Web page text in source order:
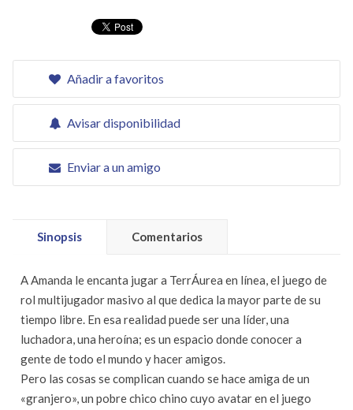
Añadir a favoritos
Avisar disponibilidad
Enviar a un amigo
Sinopsis Comentarios
A Amanda le encanta jugar a TerrÁurea en línea, el juego de
rol multijugador masivo al que dedica la mayor parte de su
tiempo libre. En esa realidad puede ser una líder, una
luchadora, una heroína; es un espacio donde conocer a
gente de todo el mundo y hacer amigos.
Pero las cosas se complican cuando se hace amiga de un
«granjero», un pobre chico chino cuyo avatar en el juego